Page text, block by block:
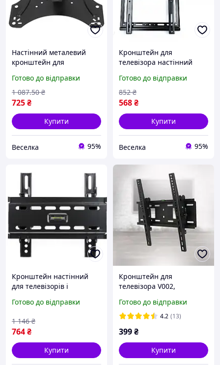
Настінний металевий
кронштейн для
з нахилом і поворотом до
25 кг FLAME
Готово до відправки
725₴
1 087.50 ₴
Купити
Веселка 95%
Кронштейн для
телевізора настінний
встановлення на стіну з
нахилом до 30 градусів
FLAME
Готово до відправки
568₴
852 ₴
Купити
Веселка 95%
Кронштейн настінний
для телевізорів і
нахилом 15 градусів для
Готово до відправки
764₴
1 146 ₴
Купити
Кронштейн для
телевізора V002,
до 55 дюймів із
регулюванням кута
Готово до відправки
4.2 (13)
399₴
Купити